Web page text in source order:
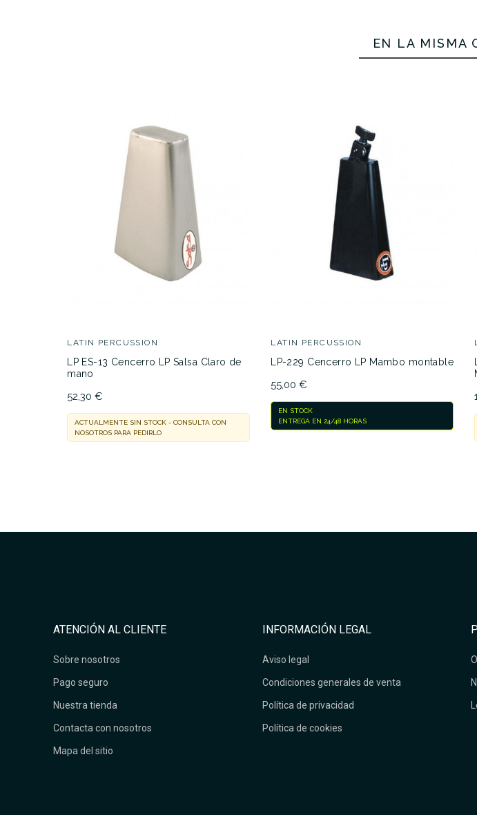
Esoteric montable
PRECIO
No
EN LA MISMA
LATIN PERCUSSION
LP ES-13 Cencerro LP Salsa Claro de
mano
52,30 €
ACTUALMENTE SIN STOCK - CONSULTA CON
NOSOTROS PARA PEDIRLO
LATIN PERCUSSION
LP-229 Cencerro LP Mambo montable
55,00 €
EN STOCK
ENTREGA EN 24/48 HORAS
ATENCIÓN AL CLIENTE
Sobre nosotros
Pago seguro
Nuestra tienda
Contacta con nosotros
Mapa del sitio
INFORMACIÓN LEGAL
Aviso legal
Condiciones generales de venta
Política de privacidad
Política de cookies